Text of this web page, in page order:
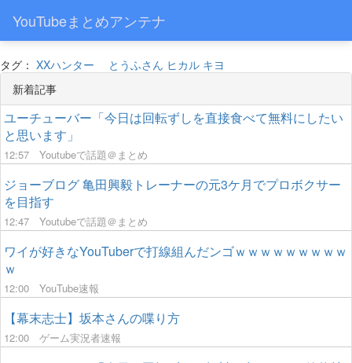
YouTubeまとめアンテナ
タグ： XXハンター とうふさん ヒカル キヨ
新着記事
ユーチューバー「今日は回転ずしを直接食べて無料にしたい
と思います」
12:57 Youtubeで話題＠まとめ
ジョーブログ 亀田興毅トレーナーの元3ケ月でプロボクサー
を目指す
12:47 Youtubeで話題＠まとめ
ワイが好きなYouTuberで打線組んだンゴｗｗｗｗｗｗｗｗｗ
ｗ
12:00 YouTube速報
【幕末志士】坂本さんの喋り方
12:00 ゲーム実況者速報